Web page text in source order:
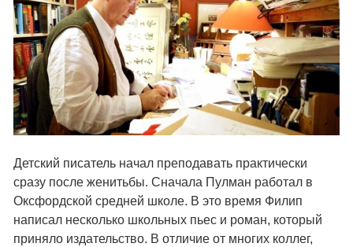
Детский писатель начал преподавать практически
сразу после женитьбы. Сначала Пулман работал в
Оксфордской средней школе. В это время Филип
написал несколько школьных пьес и роман, который
приняло издательство. В отличие от многих коллег,